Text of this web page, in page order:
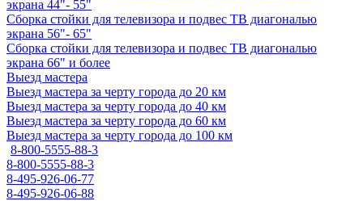
экрана 44"- 55"
Сборка стойки для телевизора и подвес ТВ диагональю
экрана 56"- 65"
Сборка стойки для телевизора и подвес ТВ диагональю
экрана 66" и более
Выезд мастера
Выезд мастера за черту города до 20 км
Выезд мастера за черту города до 40 км
Выезд мастера за черту города до 60 км
Выезд мастера за черту города до 100 км
8-800-5555-88-3
8-800-5555-88-3
8-495-926-06-77
8-495-926-06-88